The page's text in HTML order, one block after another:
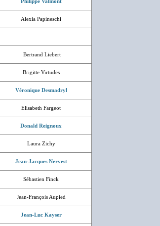
Alexia Papineschi
Bertrand Liebert
Brigitte Virtudes
Véronique Desmadryl
Elisabeth Fargeot
Donald Reignoux
Laura Zichy
Jean-Jacques Nervest
Sébastien Finck
Jean-François Aupied
Jean-Luc Kayser